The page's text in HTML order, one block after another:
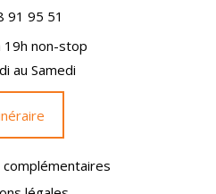
91 95 51
19h non-stop
au Samedi